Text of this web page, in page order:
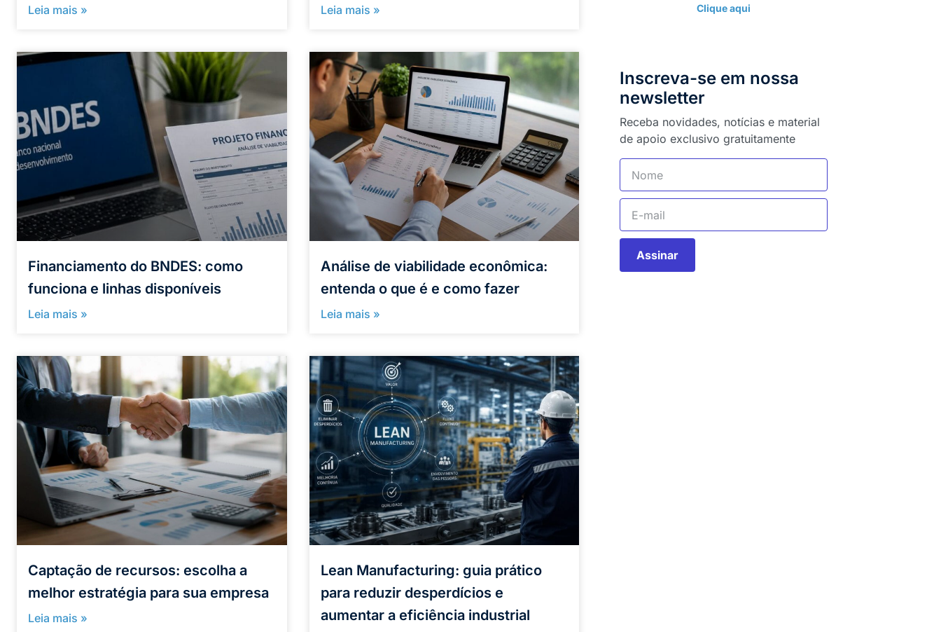
Leia mais » Leia mais »
Financiamento do BNDES: como
funciona e linhas disponíveis
Leia mais »
Análise de viabilidade econômica:
entenda o que é e como fazer
Leia mais »
Captação de recursos: escolha a
melhor estratégia para sua empresa
Leia mais »
Lean Manufacturing: guia prático
para reduzir desperdícios e
aumentar a eficiência industrial
Clique aqui
Inscreva-se em nossa
newsletter
Receba novidades, notícias e material
de apoio exclusivo gratuitamente
Assinar